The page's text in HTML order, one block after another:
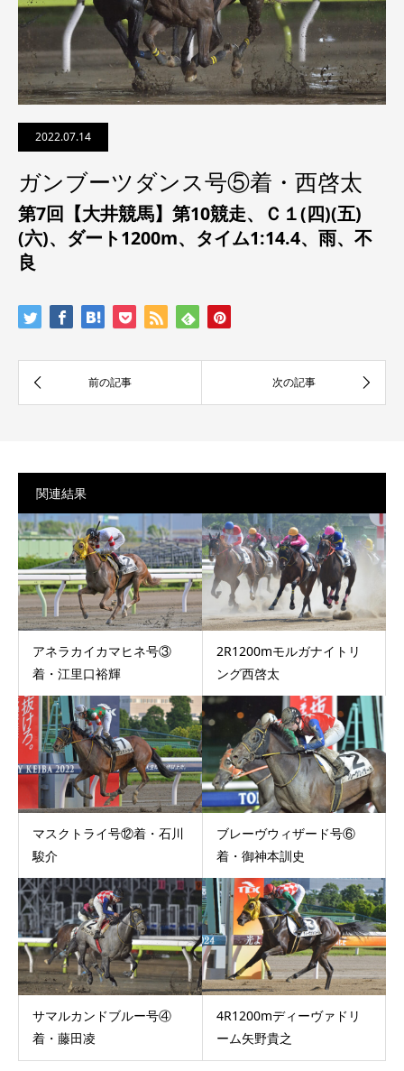
2022.07.14
ガンブーツダンス号⑤着・西啓太
第7回【大井競馬】第10競走、
Ｃ１(四)(五)
(六)、 ダート1200m、タイム1:14.4、雨、不
良
関連結果
アネラカイカマヒネ号③
着・江里口裕輝
2R1200mモルガナイトリ
ング西啓太
マスクトライ号⑫着・石川
駿介
ブレーヴウィザード号⑥
着・御神本訓史
サマルカンドブルー号④
着・藤田凌
4R1200mディーヴァドリ
ーム矢野貴之